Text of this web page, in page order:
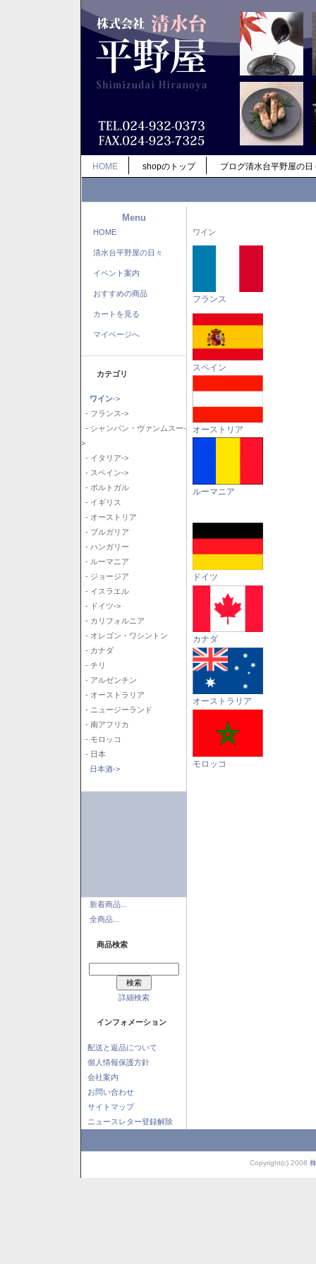
HOME shopのトップ ブログ清水台平野屋の日
Menu
HOME
清水台平野屋の日々
イベント案内
おすすめの商品
カートを見る
マイページへ
カテゴリ
ワイン->
- フランス->
- シャンパン・ヴァンムスー-
>
- イタリア->
- スペイン->
- ポルトガル
- イギリス
- オーストリア
- ブルガリア
- ハンガリー
- ルーマニア
- ジョージア
- イスラエル
- ドイツ->
- カリフォルニア
- オレゴン・ワシントン
- カナダ
- チリ
- アルゼンチン
- オーストラリア
- ニュージーランド
- 南アフリカ
- モロッコ
- 日本
日本酒->
新着商品...
全商品...
商品検索
詳細検索
インフォメーション
配送と返品について
個人情報保護方針
会社案内
お問い合わせ
サイトマップ
ニュースレター登録解除
ワイン
フランス
スペイン
オーストリア
ルーマニア
ドイツ
カナダ
オーストラリア
モロッコ
Copyright(c) 2008